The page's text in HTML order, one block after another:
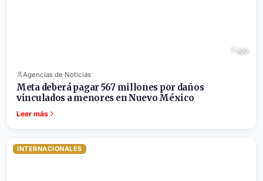
7 ago.
Agencias de Noticias
Meta deberá pagar 567 millones por daños
vinculados a menores en Nuevo México
Leer más
INTERNACIONALES